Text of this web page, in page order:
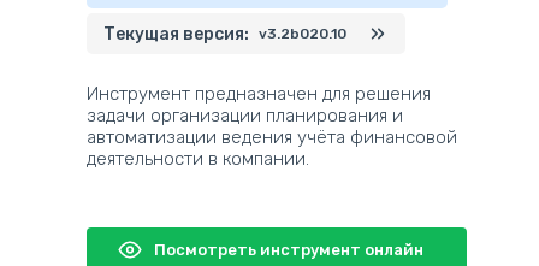
Текущая версия: v3.2b020.10
Инструмент предназначен для решения
задачи организации планирования и
автоматизации ведения учёта финансовой
деятельности в компании.
Посмотреть инструмент онлайн